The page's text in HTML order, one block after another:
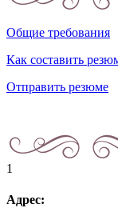
Общие требования
Как составить
Отправить резюме
1
Адрес: